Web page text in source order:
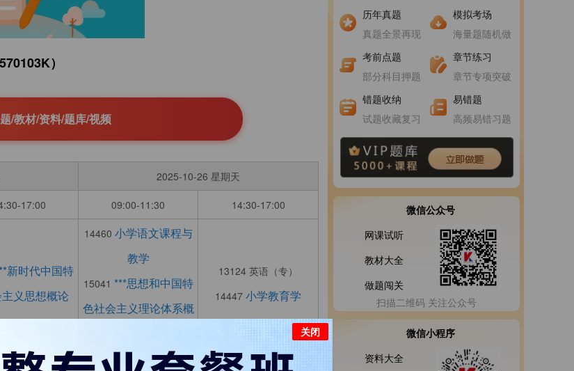
）
/教材/资料/题库/视频
2025-10-26 星期天
17:00 09:00-11:30 14:30-17:00
新时代中国特
义思想概论
14460 小学语文课程与
教学
15041 ***思想和中国特
色社会主义理论体系概
13124 英语（专）
14447 小学教育学
），由自考生网根据四川教育考试院官网发布的《2025年10月
历年真题
真题全景再现
模拟考场
海量题随机做
考前点题
部分科目押题
进入做题
章节练习
章节专项突破
进入做题
错题收纳
试题收藏复习
进入做题
易错题
高频易错习题
进入做题
微信公众号
网课试听
教材大全
做题闯关
扫描二维码 关注公众号
微信小程序
资料大全
关闭